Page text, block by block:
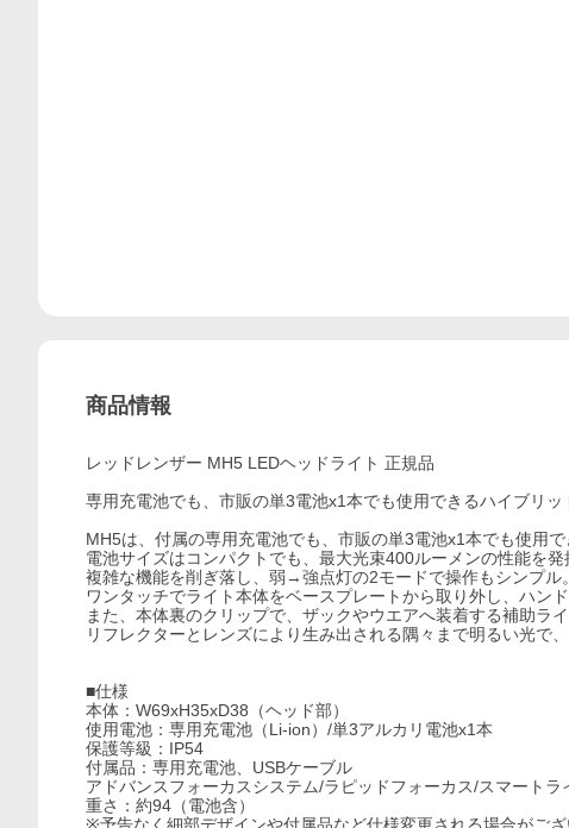
商品情報
レッドレンザー MH5 LEDヘッドライト 正規品
専用充電池でも、市販の単3電池x1本でも使用できるハイブリッ
MH5は、付属の専用充電池でも、市販の単3電池x1本でも使用
電池サイズはコンパクトでも、最大光束400ルーメンの性能を発
複雑な機能を削ぎ落し、弱→強点灯の2モードで操作もシンプル。
ワンタッチでライト本体をベースプレートから取り外し、ハン
また、本体裏のクリップで、ザックやウエアへ装着する補助ラ
リフレクターとレンズにより生み出される隅々まで明るい光で
■仕様
本体：W69xH35xD38（ヘッド部）
使用電池：専用充電池（Li-ion）/単3アルカリ電池x1本
保護等級：IP54
付属品：専用充電池、USBケーブル
アドバンスフォーカスシステム/ラピッドフォーカス/スマートラ
重さ：約94（電池含）